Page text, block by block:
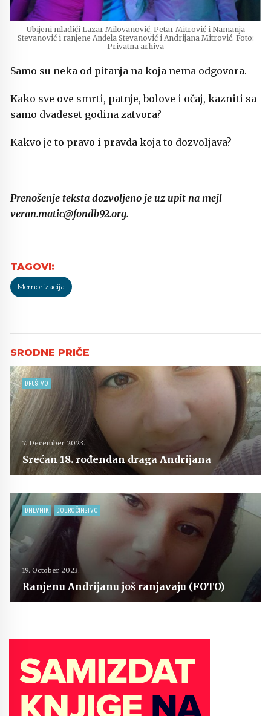
Ubijeni mladići Lazar Milovanović, Petar Mitrović i Namanja
Stevanović i ranjene Anđela Stevanović i Andrijana Mitrović. Foto:
Privatna arhiva
Samo su neka od pitanja na koja nema odgovora.
Kako sve ove smrti, patnje, bolove i očaj, kazniti sa
samo dvadeset godina zatvora?
Kakvo je to pravo i pravda koja to dozvoljava?
Prenošenje teksta dozvoljeno je uz upit na mejl
veran.matic@fondb92.org.
Memorizacija
DRUŠTVO
7. December 2023.
Srećan 18. rođendan draga Andrijana
DNEVNIK DOBROČINSTVO
19. October 2023.
Ranjenu Andrijanu još ranjavaju (FOTO)